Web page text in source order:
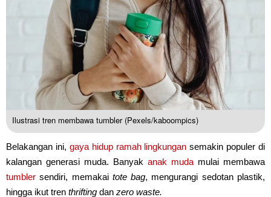
Ilustrasi tren membawa tumbler (Pexels/kaboompics)
Belakangan ini, gaya hidup ramah lingkungan semakin populer di
kalangan generasi muda. Banyak anak muda mulai membawa
tumbler sendiri, memakai tote bag, mengurangi sedotan plastik,
hingga ikut tren thrifting dan zero waste.